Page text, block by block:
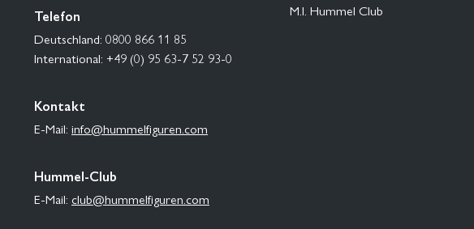
Telefon
Deutschland: 0800 866 11 85
International: +49 (0) 95 63-7 52 93-0
Kontakt
E-Mail: info@hummelfiguren.com
Hummel-Club
E-Mail: club@hummelfiguren.com
M.I. Hummel Club